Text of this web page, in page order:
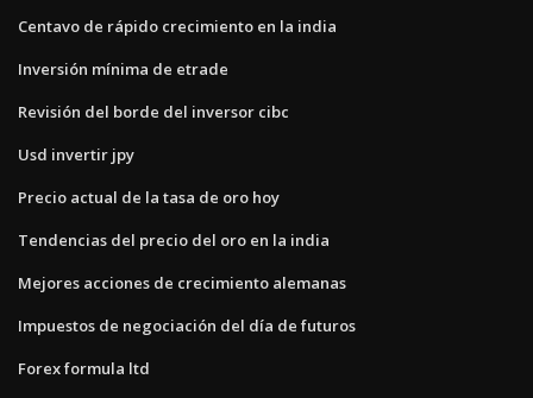
Centavo de rápido crecimiento en la india
Inversión mínima de etrade
Revisión del borde del inversor cibc
Usd invertir jpy
Precio actual de la tasa de oro hoy
Tendencias del precio del oro en la india
Mejores acciones de crecimiento alemanas
Impuestos de negociación del día de futuros
Forex formula ltd